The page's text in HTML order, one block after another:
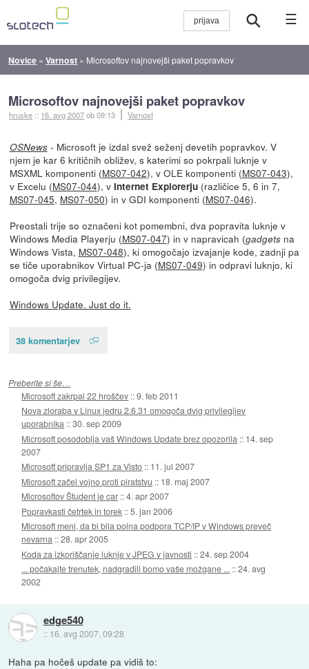
☰
Novice »Varnost » Microsoftov najnovejši paket popravkov
Microsoftov najnovejši paket popravkov
hruske :: 16. avg 2007ob 09:13 Varnost
OSNews- Microsoft je izdal svež seženj devetih popravkov. V
njem je kar 6 kritičnih obližev, s katerimi so pokrpali luknje v
MSXML komponenti (MS07-042), v OLE komponenti (MS07-043),
v Excelu (MS07-044), v Internet Explorerju(različice 5, 6 in 7,
MS07-045, MS07-050) in v GDI komponenti (MS07-046).
Preostali trije so označeni kot pomembni, dva popravita luknje v
Windows Media Playerju (MS07-047) in v napravicah (gadgetsna
Windows Vista, MS07-048), ki omogočajo izvajanje kode, zadnji pa
se tiče uporabnikov Virtual PC-ja (MS07-049) in odpravi luknjo, ki
omogoča dvig privilegijev.
Windows Update. Just do it.
38 komentarjev
Preberite si še…
Microsoft zakrpal 22 hroščev ::9. feb 2011
Nova zloraba v Linux jedru 2.6.31 omogoča dvig privilegijev
uporabnika ::30. sep 2009
Microsoft posodoblja vaš Windows Update brez opozorila :: 14. sep
2007
Microsoft pripravlja SP1 za Visto :: 11. jul 2007
Microsoft začel vojno proti piratstvu :: 18. maj 2007
Microsoftov Študent je car ::4. apr 2007
Popravkasti četrtek in torek ::5. jan 2006
Microsoft meni, da bi bila polna podpora TCP/IP v Windows preveč
nevarna ::28. apr 2005
Koda za izkoriščanje luknje v JPEG v javnosti ::24. sep 2004
... počakajte trenutek, nadgradili bomo vaše možgane ... ::24. avg
2002
edge540
:: 16. avg 2007, 09:28
Haha pa hočeš update pa vidiš to: